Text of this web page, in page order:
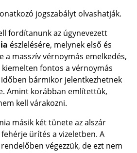
jogszabályt olvashatják.
fordítanunk az úgynevezett
észlelésére, melynek első és
a masszív vérnoymás emelkedés,
fontos a vérnoymás
bármikor jelentkezhetnek
Amint korábban említettük,
kell várakozni.
másik két tünete az alszár
ürítés a vizeletben. A
végezzük, de ezt nem